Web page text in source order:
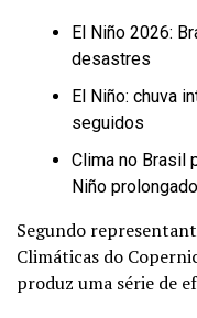
El Niño 2026:
desastres
El Niño: chuva
seguidos
Clima no Brasil
Niño prolongado
Segundo
Climáticas do
produz uma série de